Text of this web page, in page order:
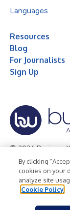
Languages
Resources
Blog
For Journalists
Sign Up
© 2026 Business
Privacy Policy
Terms of Use
By clicking
cookies on your
analyze site
Cookie Policy